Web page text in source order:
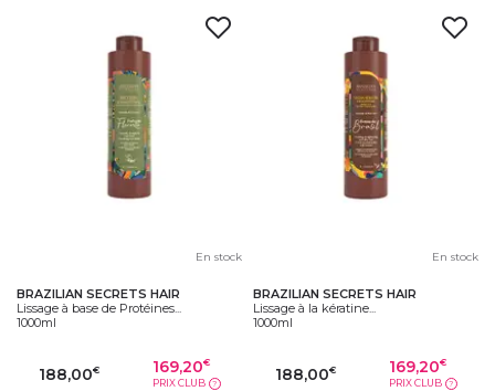
En stock
BRAZILIAN SECRETS HAIR
Lissage à base de Protéines...
1000ml
188,00€ 169,20€
PRIX CLUB ?
En stock
BRAZILIAN SECRETS HAIR
Lissage à la kératine...
1000ml
188,00€ 169,20€
PRIX CLUB ?